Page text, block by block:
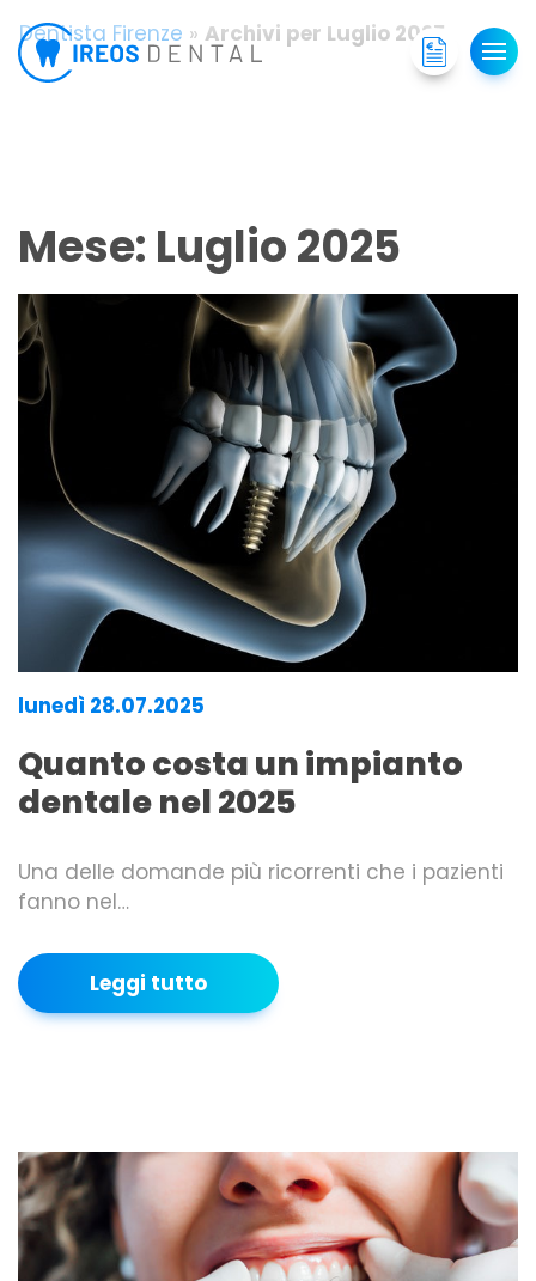
Dentista Firenze » Archivi per Luglio 2025
Mese: Luglio 2025
lunedì 28.07.2025
Quanto costa un impianto
dentale nel 2025
Una delle domande più ricorrenti che i pazienti
fanno nel…
Leggi tutto